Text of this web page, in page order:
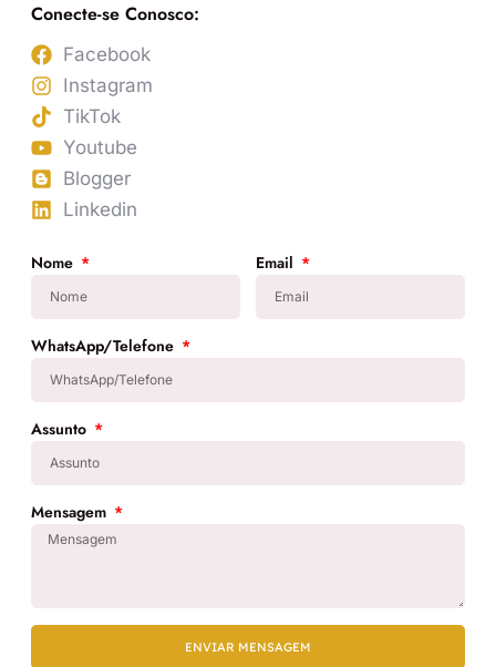
Conecte-se Conosco:
Facebook
Instagram
TikTok
Youtube
Blogger
Linkedin
Nome Email
WhatsApp/Telefone
Assunto
Mensagem
ENVIAR MENSAGEM